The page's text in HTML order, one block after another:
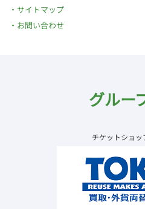
サイトマップ
お問い合わせ
グルー
チケットショッ